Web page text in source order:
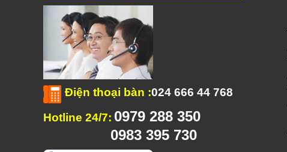
Điện thoại bàn :024 666 44 768
Hotline 24/7: 0979 288 350
0983 395 730